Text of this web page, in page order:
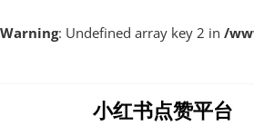
Warning: Undefined array key 2 in /
小红书点赞平台